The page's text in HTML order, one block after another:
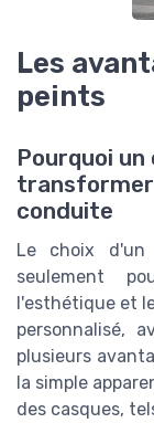
Les
peints
Pourquoi
conduite
Le choix d'un
seulement
l'esthétique et
personnalisé,
plusieurs
la simple
des casques,